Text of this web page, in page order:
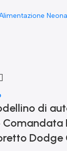
di
Comandata
Dodge